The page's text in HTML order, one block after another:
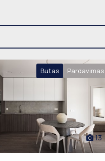
Butas Pardavimas
13